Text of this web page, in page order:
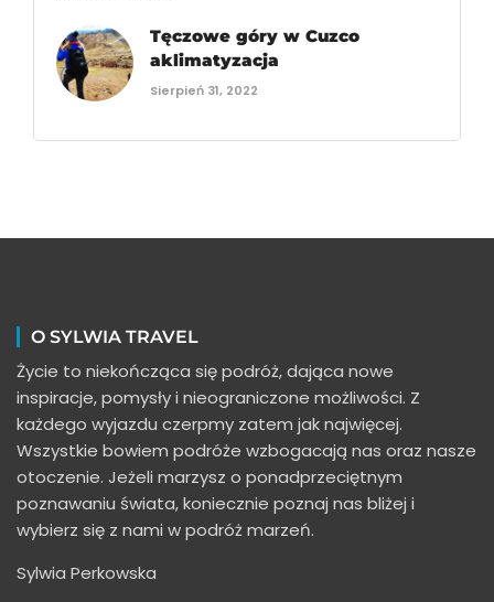
Tęczowe góry w Cuzco
aklimatyzacja
Sierpień 31, 2022
O SYLWIA TRAVEL
Życie to niekończąca się podróż, dająca nowe
inspiracje, pomysły i nieograniczone możliwości. Z
każdego wyjazdu czerpmy zatem jak najwięcej.
Wszystkie bowiem podróże wzbogacają nas oraz nasze
otoczenie. Jeżeli marzysz o ponadprzeciętnym
poznawaniu świata, koniecznie poznaj nas bliżej i
wybierz się z nami w podróż marzeń.
Sylwia Perkowska